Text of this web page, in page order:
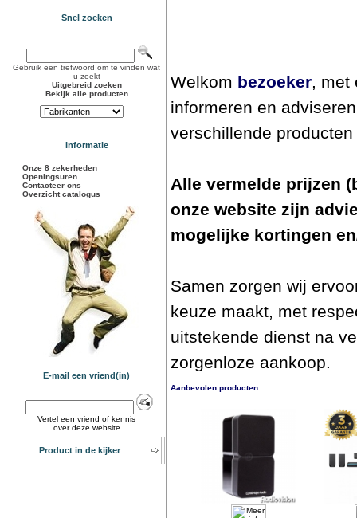
Snel zoeken
Gebruik een trefwoord om te vinden wat
u zoekt
Uitgebreid zoeken
Bekijk alle producten
Informatie
Onze 8 zekerheden
Openingsuren
Contacteer ons
Overzicht catalogus
E-mail een vriend(in)
Vertel een vriend of kennis
over deze website
Product in de kijker
Welkom bezoeker, met
informeren en
verschillende
Alle vermelde prijzen
onze website zijn
mogelijke kortingen
Samen zorgen wij
keuze maakt, met
uitstekende dienst na
zorgenloze aankoop.
Aanbevolen producten